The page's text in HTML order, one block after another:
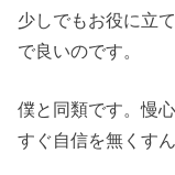
少しでもお役に立
で良いのです。
僕と同類です。慢
すぐ自信を無くすん